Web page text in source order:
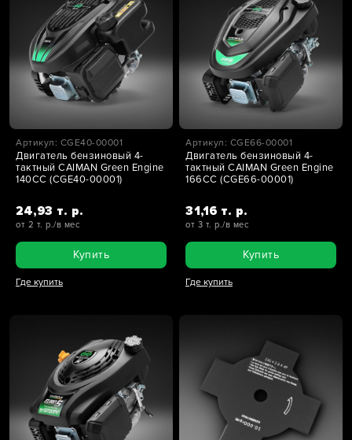
Артикул: CGE40-00001
Двигатель бензиновый 4-
тактный CAIMAN Green Engine
140CC (CGE40-00001)
24,93 т. р.
от 2 т. р./в мес
Купить
Где купить
Артикул: CGE66-00001
Двигатель бензиновый 4-
тактный CAIMAN Green Engine
166CC (CGE66-00001)
31,16 т. р.
от 3 т. р./в мес
Купить
Где купить